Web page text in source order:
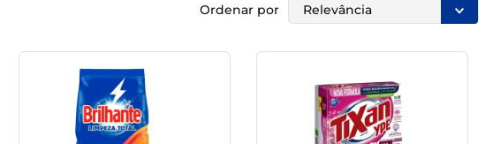
Ordenar por Relevância